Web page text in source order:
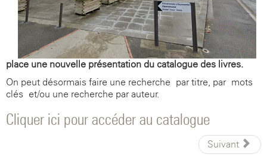
place une nouvelle présentation du catalogue des livres.
On peut désormais faire une recherche par titre, par mots
clés et/ou une recherche par auteur.
Cliquer ici pour accéder au catalogue
Suivant